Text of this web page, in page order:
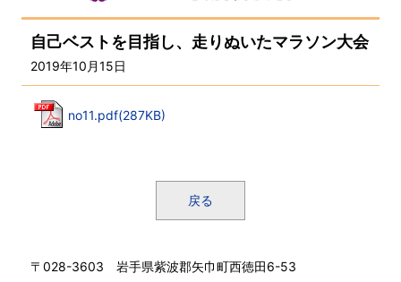
自己ベストを目指し、走りぬいたマラソン大会
2019年10月15日
no11.pdf(287KB)
戻る
〒028-3603 岩手県紫波郡矢巾町西徳田6-53